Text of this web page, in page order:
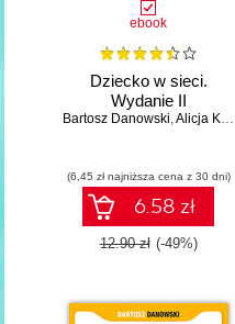
ebook
Dziecko w sieci.
Wydanie II
Bartosz Danowski,Alicja Krupińska
(6,45 zł najniższa cena z 30 dni)
6.58 zł
12.90 zł (-49%)